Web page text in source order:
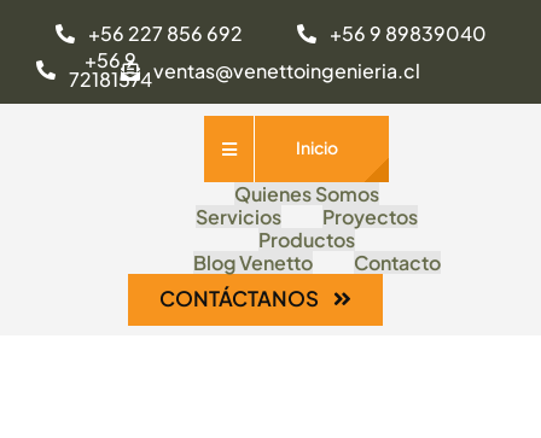
contenido
+56 227 856 692
+56 9 89839040
+56 9
72181574ventas@venettoingenieria.cl
Inicio
Quienes Somos
Servicios
Proyectos
Productos
Blog Venetto
Contacto
CONTÁCTANOS